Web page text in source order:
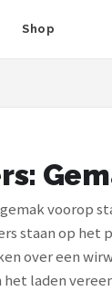
Shop
voorop
staan op
over een
laden